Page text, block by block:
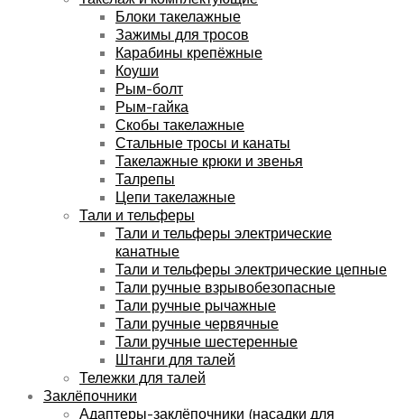
Блоки такелажные
Зажимы для тросов
Карабины крепёжные
Коуши
Рым-болт
Рым-гайка
Скобы такелажные
Стальные тросы и канаты
Такелажные крюки и звенья
Талрепы
Цепи такелажные
Тали и тельферы
Тали и тельферы электрические
канатные
Тали и тельферы электрические цепные
Тали ручные взрывобезопасные
Тали ручные рычажные
Тали ручные червячные
Тали ручные шестеренные
Штанги для талей
Тележки для талей
Заклёпочники
Адаптеры-заклёпочники (насадки для